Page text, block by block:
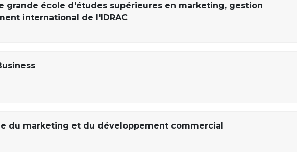
grande école d'études supérieures en marketing, gestion
international de l'IDRAC
du marketing et du développement commercial